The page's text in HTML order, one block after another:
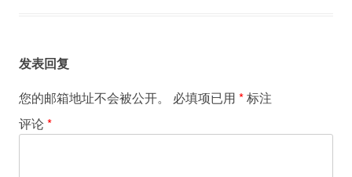
发表回复
您的邮箱地址不会被公开。
必填项已用 *标注
评论*